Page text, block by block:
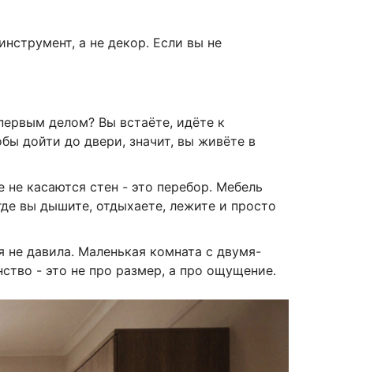
а не декор. Если вы не
делом? Вы встаёте, идёте к
дойти до двери, значит, вы живёте в
касаются стен - это перебор. Мебель
вы дышите, отдыхаете, лежите и просто
давила. Маленькая комната с двумя-
- это не про размер, а про ощущение.